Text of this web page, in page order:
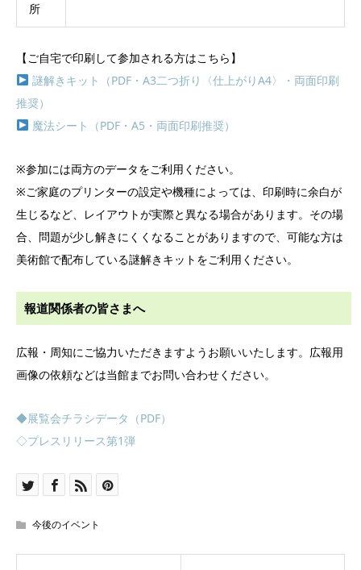
所
【ご自宅で印刷して参加される方はこちら】
謎解きキット（PDF・A3二つ折り〈仕上がりA4〉・両面印刷
推奨）
魔法シート（PDF・A5・両面印刷推奨）
※参加には両方のデータをご利用ください。
※ご家庭のプリンターの設定や機種によっては、印刷時に余白が
生じるなど、レイアウトが実際と異なる場合があります。その場
合、問題が少し解きにくくなることがありますので、可能な方は
美術館で配布している謎解きキットをご利用ください。
報道関係者の皆さまへ
広報・周知にご協力いただきますようお願いいたします。広報用
画像の依頼などは当館までお問い合わせください。
◆展覧会チラシデータ（PDF）
◇プレスリリース第1弾
今後のイベント